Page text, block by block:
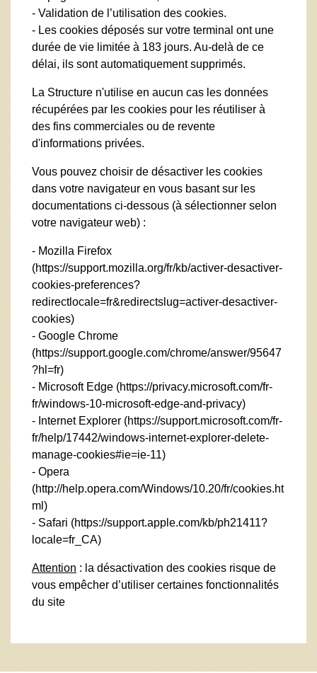
- Validation de l’utilisation des cookies.
- Les cookies déposés sur votre terminal ont une
durée de vie limitée à 183 jours. Au-delà de ce
délai, ils sont automatiquement supprimés.
La Structure n'utilise en aucun cas les données
récupérées par les cookies pour les réutiliser à
des fins commerciales ou de revente
d'informations privées.
Vous pouvez choisir de désactiver les cookies
dans votre navigateur en vous basant sur les
documentations ci-dessous (à sélectionner selon
votre navigateur web) :
- Mozilla Firefox
(https://support.mozilla.org/fr/kb/activer-desactiver-
cookies-preferences?
redirectlocale=fr&redirectslug=activer-desactiver-
cookies)
- Google Chrome
(https://support.google.com/chrome/answer/95647
?hl=fr)
- Microsoft Edge (https://privacy.microsoft.com/fr-
fr/windows-10-microsoft-edge-and-privacy)
- Internet Explorer (https://support.microsoft.com/fr-
fr/help/17442/windows-internet-explorer-delete-
manage-cookies#ie=ie-11)
- Opera
(http://help.opera.com/Windows/10.20/fr/cookies.ht
ml )
- Safari (https://support.apple.com/kb/ph21411?
locale=fr_CA)
Attention : la désactivation des cookies risque de
vous empêcher d’utiliser certaines fonctionnalités
du site